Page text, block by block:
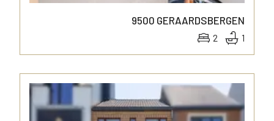
9500 GERAARDSBERGEN
2 1